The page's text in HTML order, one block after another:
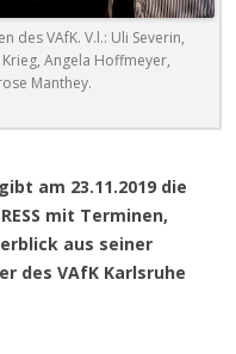
des VAfK. V.l.: Uli Severin,
Angela Hoffmeyer,
Manthey.
am 23.11.2019 die
mit Terminen,
aus seiner
des VAfK Karlsruhe